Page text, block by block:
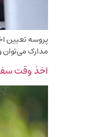
پروسه تعیین
مدارک می‌توان
اخذ وقت